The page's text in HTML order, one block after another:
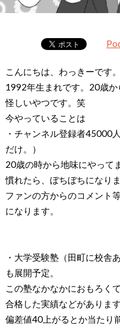
こんにちは、わっきーです。
1992年生まれです。20歳
怪しいやつです。笑
今やっていることは
・チャンネル登録者45000
だけ。）
20歳の時から地味にやって
慣れたら、ぼちぼちになりま
ファンの方からのコメント
になります。
・大学受験塾（田町に校舎
も展開予定。
この塾なかなかにおもろく
合格した実績などがあります
偏差値40上がるとか当たり